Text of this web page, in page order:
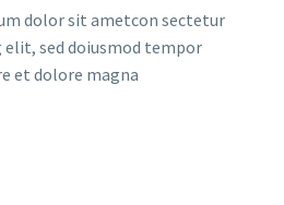
dolor sit ametcon sectetur
elit, sed doiusmod tempor
et dolore magna